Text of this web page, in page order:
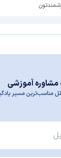
مشاوره آموزشی
مناسب‌ترین مسیر